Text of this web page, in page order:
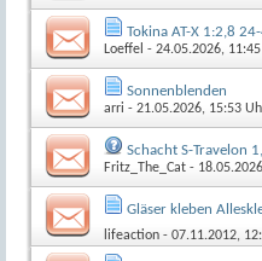
Tokina AT-X 1:2,8
Loeffel - 24.05.2026,
Sonnenblenden
arri - 21.05.2026, 15:53
Schacht S-Travelon
Fritz_The_Cat -
Gläser kleben
lifeaction - 07.11.2012,